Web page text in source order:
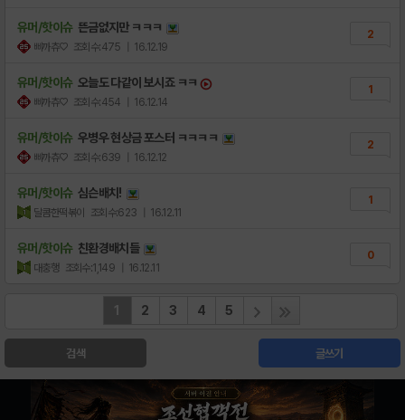
유머/핫이슈 뜬금없지만 ㅋㅋㅋ
삐까츄♡ 조회수:475 | 16.12.19
2
유머/핫이슈 오늘도 다같이 보시죠 ㅋㅋ
삐까츄♡ 조회수:454 | 16.12.14
1
유머/핫이슈 우병우 현상금 포스터 ㅋㅋㅋㅋ
삐까츄♡ 조회수:639 | 16.12.12
2
유머/핫이슈 심슨배치!
달콤한떡볶이 조회수:623 | 16.12.11
1
유머/핫이슈 친환경배치들
대충행 조회수:1,149 | 16.12.11
0
1 2 3 4 5
검색 글쓰기